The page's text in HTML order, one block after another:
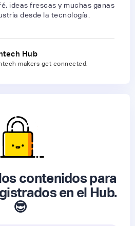
ideas frescas y muchas ganas
desde la tecnología.
Hub
makers get connected.
contenidos para
en el Hub.
😎